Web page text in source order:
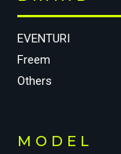
EVENTURI
Freem
Others
MODEL